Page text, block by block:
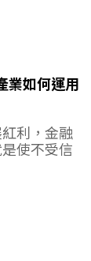
業如何運用
利，金融
使不受信